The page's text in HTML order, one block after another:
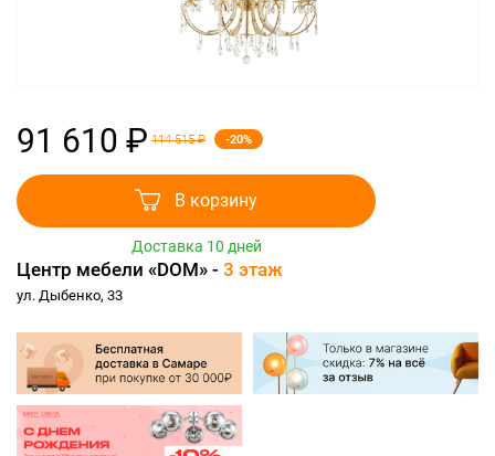
91 610 ₽ 114 515 ₽ -20%
В корзину
Доставка 10 дней
Центр мебели «DOM» - 3 этаж
ул. Дыбенко, 33